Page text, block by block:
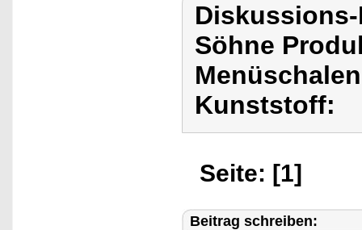
Söhne
Kunststoff:
Seite: [1]
Beitrag schreiben: